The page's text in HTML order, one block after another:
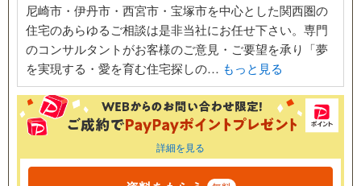
尼崎市・伊丹市・西宮市・宝塚市を中心とした関西圏の
住宅のあらゆるご相談は是非当社にお任せ下さい。専門
のコンサルタントがお客様のご意見・ご要望を承り「夢
を実現する・愛を育む住宅探しの… もっと見る
詳細を見る